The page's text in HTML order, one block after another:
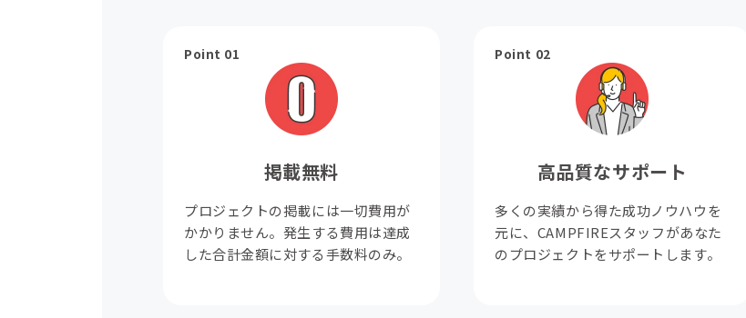
Point 01
掲載無料
プロジェクトの掲載には一切費用が
かかりません。発生する費用は達成
した合計金額に対する手数料のみ。
Point 02
高品質なサポート
多くの実績から得た成功ノウハウを
元に、CAMPFIREスタッフがあなた
のプロジェクトをサポートします。